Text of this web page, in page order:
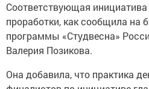
Соответствующая
проработки, как сообщила на
программы «Студвесна»
Валерия Позикова.
Она добавила, что практика